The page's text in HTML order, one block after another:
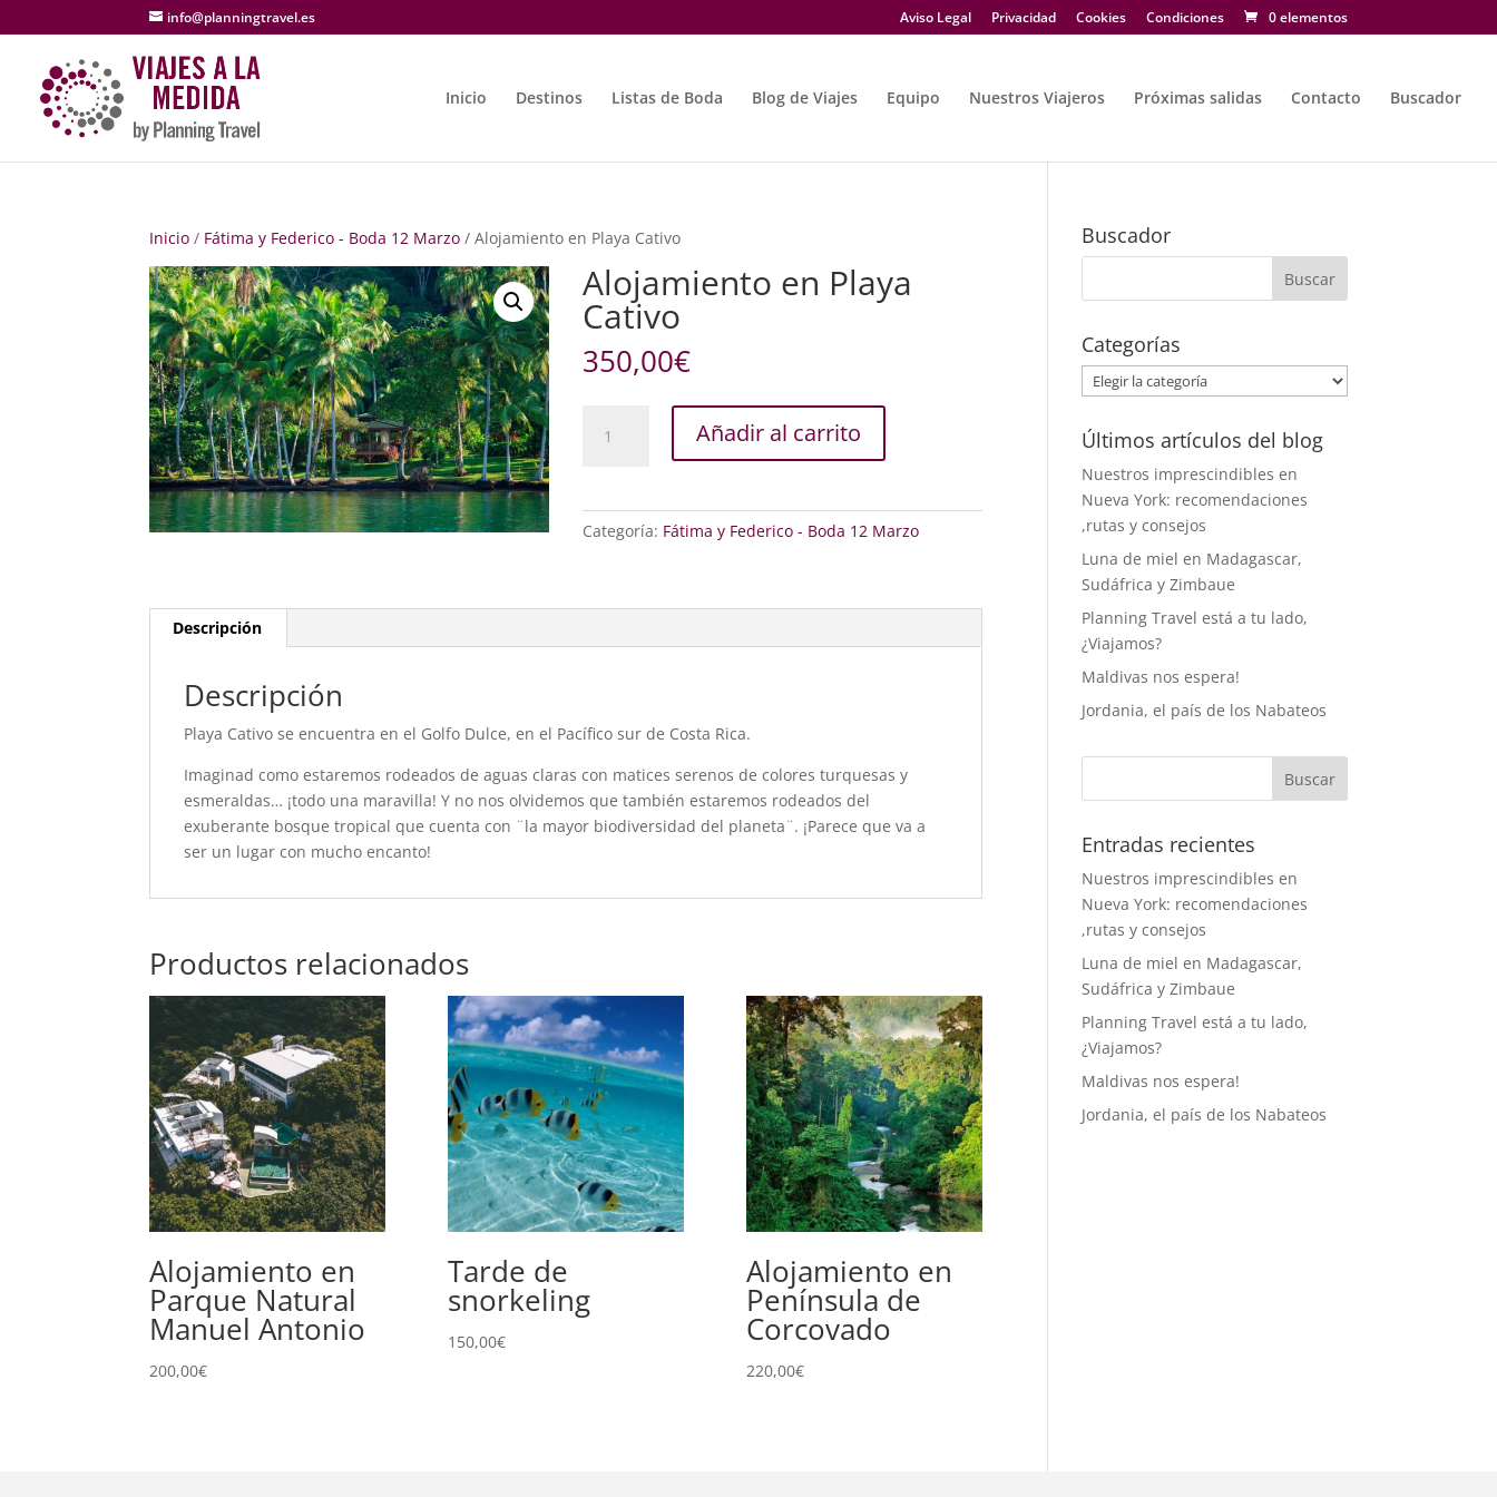
info@planningtravel.es Aviso Legal Privacidad Cookies Condiciones 0 elementos
Inicio Destinos Listas de Boda Blog de Viajes Equipo Nuestros Viajeros Próximas salidas Contacto Buscador
Inicio / Fátima y Federico - Boda 12 Marzo / Alojamiento en Playa Cativo
Alojamiento en Playa
Cativo
350,00€
cantidad
Añadir al carrito
Categoría: Fátima y Federico - Boda 12 Marzo
Descripción
Descripción
Playa Cativo se encuentra en el Golfo Dulce, en el Pacífico sur de Costa Rica.
Imaginad como estaremos rodeados de aguas claras con matices serenos de colores turquesas y
esmeraldas… ¡todo una maravilla! Y no nos olvidemos que también estaremos rodeados del
exuberante bosque tropical que cuenta con ¨la mayor biodiversidad del planeta¨. ¡Parece que va a
ser un lugar con mucho encanto!
Productos relacionados
Alojamiento en
Parque Natural
Manuel Antonio
200,00€
Tarde de
snorkeling
150,00€
Alojamiento en
Península de
Corcovado
220,00€
Buscador
Categorías
Categorías
Últimos artículos del blog
Nuestros imprescindibles en
Nueva York: recomendaciones
,rutas y consejos
Luna de miel en Madagascar,
Sudáfrica y Zimbaue
Planning Travel está a tu lado,
¿Viajamos?
Maldivas nos espera!
Jordania, el país de los Nabateos
Entradas recientes
Nuestros imprescindibles en
Nueva York: recomendaciones
,rutas y consejos
Luna de miel en Madagascar,
Sudáfrica y Zimbaue
Planning Travel está a tu lado,
¿Viajamos?
Maldivas nos espera!
Jordania, el país de los Nabateos